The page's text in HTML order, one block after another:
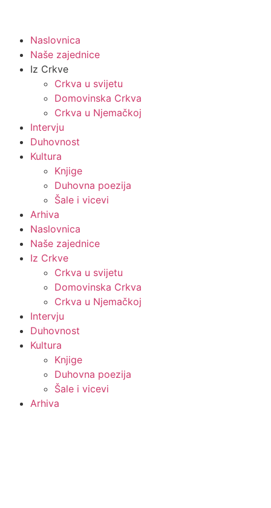
Naslovnica
Naše zajednice
Iz Crkve
Crkva u svijetu
Domovinska Crkva
Crkva u Njemačkoj
Intervju
Duhovnost
Kultura
Knjige
Duhovna poezija
Šale i vicevi
Arhiva
Naslovnica
Naše zajednice
Iz Crkve
Crkva u svijetu
Domovinska Crkva
Crkva u Njemačkoj
Intervju
Duhovnost
Kultura
Knjige
Duhovna poezija
Šale i vicevi
Arhiva